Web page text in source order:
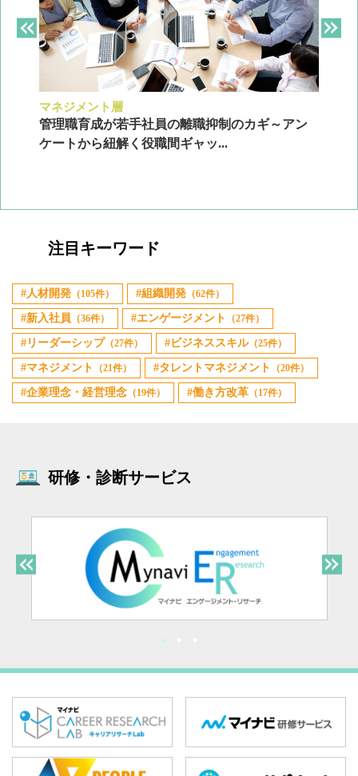
マネジメント層
管理職育成が若手社員の離職抑制のカギ～アン
ケートから紐解く役職間ギャッ...
注目キーワード
人材開発 （105件） 組織開発 （62件）
新入社員 （36件） エンゲージメント （27件）
リーダーシップ （27件） ビジネススキル（25件）
マネジメント （21件） タレントマネジメント （20件）
企業理念・経営理念 （19件） 働き方改革 （17件）
研修・診断サービス